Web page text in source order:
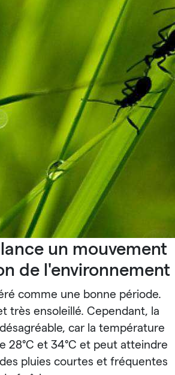
un mouvement
de l'environnement
comme une bonne période.
très ensoleillé. Cependant, la
car la température
28°C et 34°C et peut atteindre
pluies courtes et fréquentes